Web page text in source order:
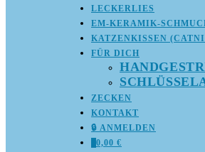
LECKERLIES
EM-KERAMIK-
KATZENKISSEN
FÜR DICH
ZECKEN
KONTAKT
🔒 ANMELDEN
0,00 €